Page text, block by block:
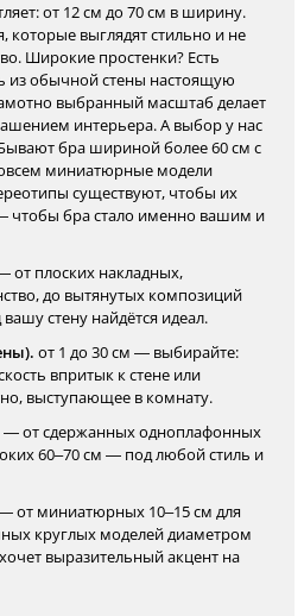
от 12 см до 70 см в ширину.
которые выглядят стильно и не
Широкие простенки? Есть
из обычной стены настоящую
выбранный масштаб делает
интерьера. А выбор у нас
бра шириной более 60 см с
миниатюрные модели
существуют, чтобы их
чтобы бра стало именно вашим и
от плоских накладных,
до вытянутых композиций
стену найдётся идеал.
от 1 до 30 см — выбирайте:
впритык к стене или
выступающее в комнату.
— от сдержанных одноплафонных
60–70 см — под любой стиль и
от миниатюрных 10–15 см для
круглых моделей диаметром
выразительный акцент на